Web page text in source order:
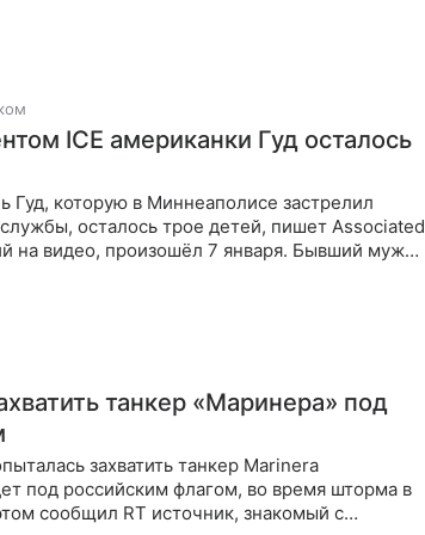
ICE американки Гуд осталось
Гуд, которую в Миннеаполисе застрелил
осталось трое детей, пишет Associated
на видео, произошёл 7 января. Бывший муж
танкер «Маринера» под
захватить танкер Marinera
под российским флагом, во время шторма в
сообщил RT источник, знакомый с